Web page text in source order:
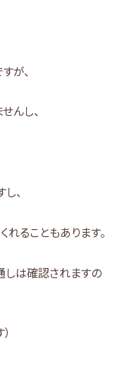
が、
んし、
、
ることもあります。
しは確認されますの